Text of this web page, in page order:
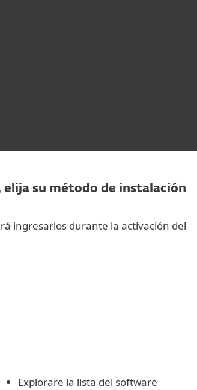
elija su método de instalación
ingresarlos durante la activación del
Explorare la lista del software